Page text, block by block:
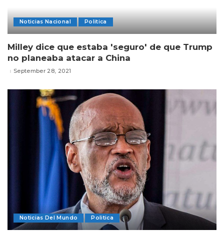
Noticias Nacional Politica
Milley dice que estaba 'seguro' de que Trump
no planeaba atacar a China
September 28, 2021
Noticias Del Mundo Politica